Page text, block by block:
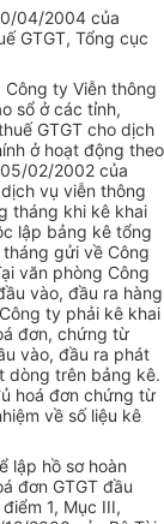
04/2004 của
GTGT, Tổng cục
ty Viễn thông
sổ ở các tỉnh,
GTGT cho dịch
ở hoạt động theo
02/2002 của
vụ viễn thông
tháng khi kê khai
lập bảng kê tổng
gửi về Công
văn phòng Công
vào, đầu ra hàng
ty phải kê khai
đơn, chứng từ
vào, đầu ra phát
dòng trên bảng kê.
hoá đơn chứng từ
về số liệu kê
lập hồ sơ hoàn
đơn GTGT đầu
1, Mục III,